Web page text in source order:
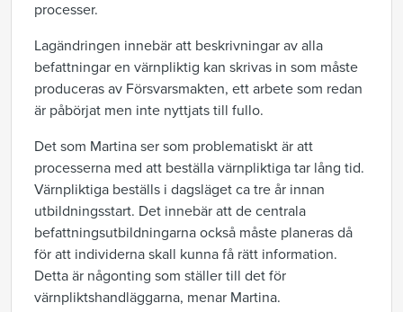
processer.
Lagändringen innebär att beskrivningar av alla
befattningar en värnpliktig kan skrivas in som måste
produceras av Försvarsmakten, ett arbete som redan
är påbörjat men inte nyttjats till fullo.
Det som Martina ser som problematiskt är att
processerna med att beställa värnpliktiga tar lång tid.
Värnpliktiga beställs i dagsläget ca tre år innan
utbildningsstart. Det innebär att de centrala
befattningsutbildningarna också måste planeras då
för att individerna skall kunna få rätt information.
Detta är någonting som ställer till det för
värnpliktshandläggarna, menar Martina.